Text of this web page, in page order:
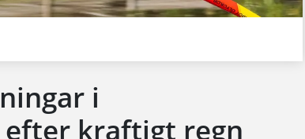
i
kraftigt regn